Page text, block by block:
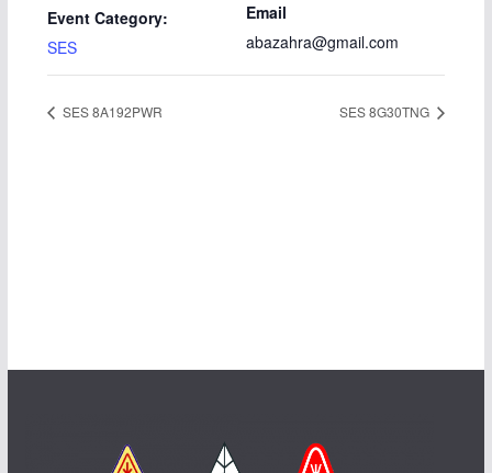
Event Category:
SES
Email
abazahra@gmail.com
SES 8A192PWR SES 8G30TNG